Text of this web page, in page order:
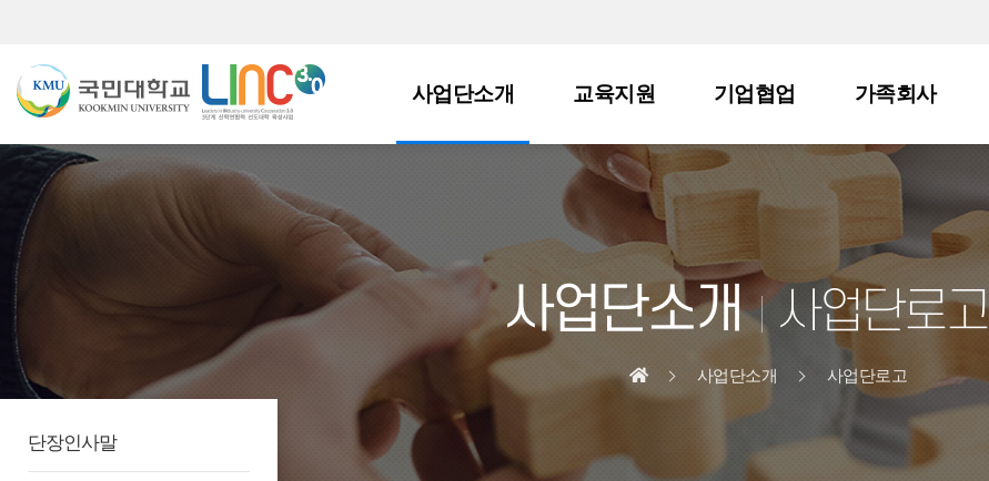
사업단소개 교육지원 기업협업 가족회사
사업단소개 사업단로고
사업단소개 사업단로고
단장인사말